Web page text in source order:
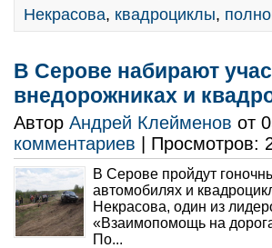
Некрасова, квадроциклы,
В Серове набирают
внедорожниках и
Автор Андрей Клейменов от
комментариев | Просмотров:
В Серове пройдут
автомобилях и
Некрасова, один из
«Взаимопомощь на
По...